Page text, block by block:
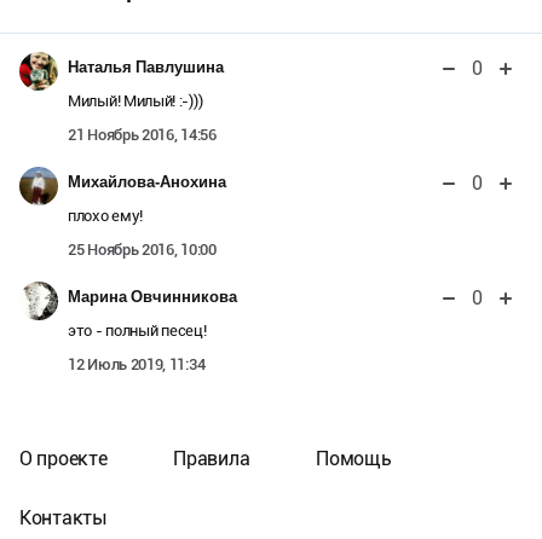
Наталья Павлушина 0
Милый! Милый! :-)))
21 Ноябрь 2016, 14:56
Михайлова-Анохина 0
плохо ему!
25 Ноябрь 2016, 10:00
Марина Овчинникова 0
это - полный песец!
12 Июль 2019, 11:34
О проекте Правила Помощь
Контакты